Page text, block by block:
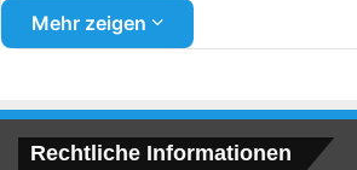
Mehr zeigen
Rechtliche Informationen